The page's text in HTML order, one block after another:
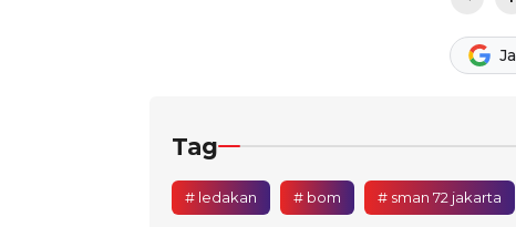
Tag
# ledakan # bom # sman 72 jakarta